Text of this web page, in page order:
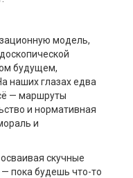
модель,
будущем,
наших глазах едва
— маршруты
и нормативная
и
скучные
пока будешь что-то